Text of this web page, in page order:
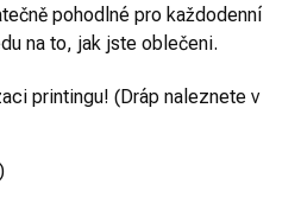
pohodlné pro každodenní
na to, jak jste oblečeni.
printingu! (Dráp naleznete v